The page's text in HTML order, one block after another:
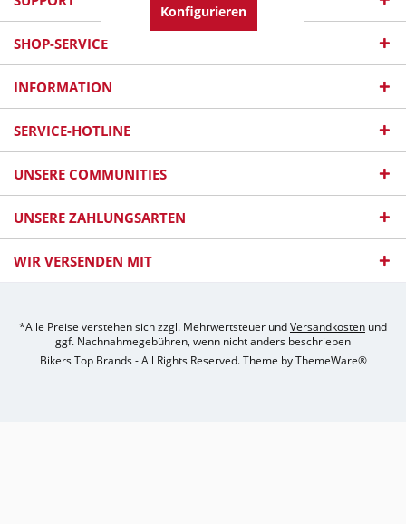
SHOP-SERVICE
INFORMATION
SERVICE-HOTLINE
UNSERE COMMUNITIES
UNSERE ZAHLUNGSARTEN
WIR VERSENDEN MIT
*Alle Preise verstehen sich zzgl. Mehrwertsteuer undVersandkosten und
ggf. Nachnahmegebühren, wenn nicht anders beschrieben
Bikers Top Brands - All Rights Reserved. Theme byThemeWare®
Konfigurieren